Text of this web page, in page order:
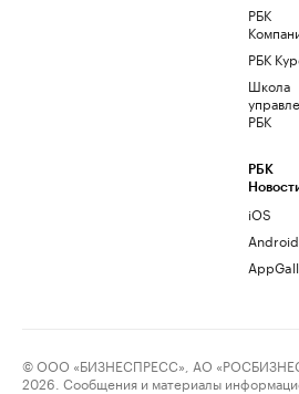
РБК
РБК
Школа
РБК
РБК
iOS
Android
© ООО «БИЗНЕСПРЕСС», АО
2026. Сообщения и материалы